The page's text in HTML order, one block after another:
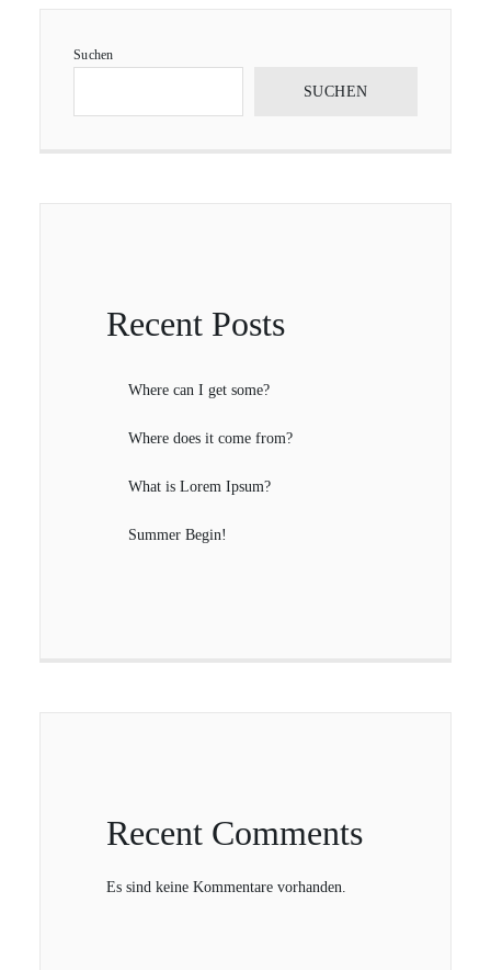
Suchen
SUCHEN
Recent Posts
Where can I get some?
Where does it come from?
What is Lorem Ipsum?
Summer Begin!
Recent Comments
Es sind keine Kommentare vorhanden.